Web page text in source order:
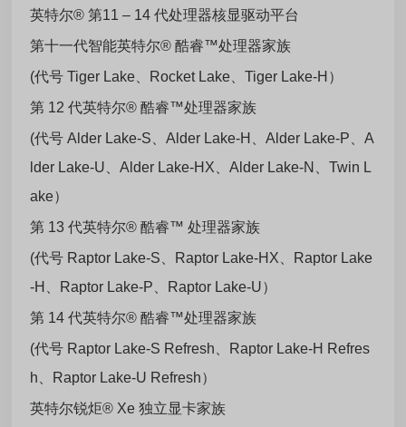
英特尔® 第11 – 14 代处理器核显驱动平台
第十一代智能英特尔® 酷睿™处理器家族
(代号 Tiger Lake、Rocket Lake、Tiger Lake-H）
第 12 代英特尔® 酷睿™处理器家族
(代号 Alder Lake-S、Alder Lake-H、Alder Lake-P、A
lder Lake-U、Alder Lake-HX、Alder Lake-N、Twin L
ake）
第 13 代英特尔® 酷睿™ 处理器家族
(代号 Raptor Lake-S、Raptor Lake-HX、Raptor Lake
-H、Raptor Lake-P、Raptor Lake-U）
第 14 代英特尔® 酷睿™处理器家族
(代号 Raptor Lake-S Refresh、Raptor Lake-H Refres
h、Raptor Lake-U Refresh）
英特尔锐炬® Xe 独立显卡家族